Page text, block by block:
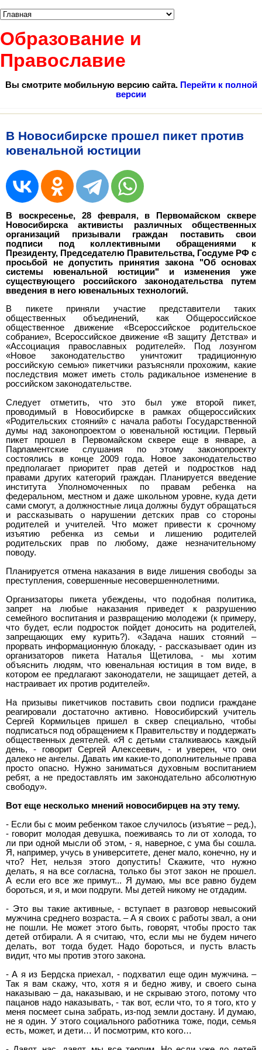
Образование и
Православие
Вы смотрите мобильную версию сайта. Перейти к полной
версии
В Новосибирске прошел пикет против
ювенальной юстиции
В воскресенье, 28 февраля, в Первомайском сквере
Новосибирска активисты различных общественных
организаций призывали граждан поставить свои
подписи под коллективными обращениями к
Президенту, Председателю Правительства, Госдуме РФ с
просьбой не допустить принятия закона "Об основах
системы ювенальной юстиции" и изменения уже
существующего российского законодательства путем
введения в него ювенальных технологий.
В пикете приняли участие представители таких
общественных объединений, как Общероссийское
общественное движение «Всероссийское родительское
собрание», Всероссийское движение «В защиту Детства» и
«Ассоциация православных родителей». Под лозунгом
«Новое законодательство уничтожит традиционную
российскую семью» пикетчики разъясняли прохожим, какие
последствия может иметь столь радикальное изменение в
российском законодательстве.
Следует отметить, что это был уже второй пикет,
проводимый в Новосибирске в рамках общероссийских
«Родительских стояний» с начала работы Государственной
думы над законопроектом о ювенальной юстиции. Первый
пикет прошел в Первомайском сквере еще в январе, а
Парламентские слушания по этому законопроекту
состоялись в конце 2009 года. Новое законодательство
предполагает приоритет прав детей и подростков над
правами других категорий граждан. Планируется введение
института Уполномоченных по правам ребенка на
федеральном, местном и даже школьном уровне, куда дети
сами смогут, а должностные лица должны будут обращаться
и рассказывать о нарушении детских прав со стороны
родителей и учителей. Что может привести к срочному
изъятию ребенка из семьи и лишению родителей
родительских прав по любому, даже незначительному
поводу.
Планируется отмена наказания в виде лишения свободы за
преступления, совершенные несовершеннолетними.
Организаторы пикета убеждены, что подобная политика,
запрет на любые наказания приведет к разрушению
семейного воспитания и развращению молодежи (к примеру,
что будет, если подросток пойдет доносить на родителей,
запрещающих ему курить?). «Задача наших стояний –
прорвать информационную блокаду, - рассказывает один из
организаторов пикета Наталья Щетилова, - мы хотим
объяснить людям, что ювенальная юстиция в том виде, в
котором ее предлагают законодатели, не защищает детей, а
настраивает их против родителей».
На призывы пикетчиков поставить свои подписи граждане
реагировали достаточно активно. Новосибирский учитель
Сергей Кормильцев пришел в сквер специально, чтобы
подписаться под обращением к Правительству и поддержать
общественных деятелей. «Я с детьми сталкиваюсь каждый
день, - говорит Сергей Алексеевич, - и уверен, что они
далеко не ангелы. Давать им какие-то дополнительные права
просто опасно. Нужно заниматься духовным воспитанием
ребят, а не предоставлять им законодательно абсолютную
свободу».
Вот еще несколько мнений новосибирцев на эту тему.
- Если бы с моим ребенком такое случилось (изъятие – ред.),
- говорит молодая девушка, поеживаясь то ли от холода, то
ли при одной мысли об этом, - я, наверное, с ума бы сошла.
Я, например, учусь в университете, денег мало, конечно, ну и
что? Нет, нельзя этого допустить! Скажите, что нужно
делать, я на все согласна, только бы этот закон не прошел.
А если его все же примут... Я думаю, мы все равно будем
бороться, и я, и мои подруги. Мы детей никому не отдадим.
- Это вы такие активные, - вступает в разговор невысокий
мужчина среднего возраста. – А я своих с работы звал, а они
не пошли. Не может этого быть, говорят, чтобы просто так
детей отбирали. А я считаю, что, если мы не будем ничего
делать, вот тогда будет. Надо бороться, и пусть власть
видит, что мы против этого закона.
- А я из Бердска приехал, - подхватил еще один мужчина. –
Так я вам скажу, что, хотя я и бедно живу, и своего сына
наказываю – да, наказываю, и не скрываю этого, потому что
пацанов надо наказывать, - так вот, если что, то я того, кто у
меня посмеет сына забрать, из-под земли достану. И думаю,
не я один. У этого социального работника тоже, поди, семья
есть, может, и дети… И посмотрим, кто кого…